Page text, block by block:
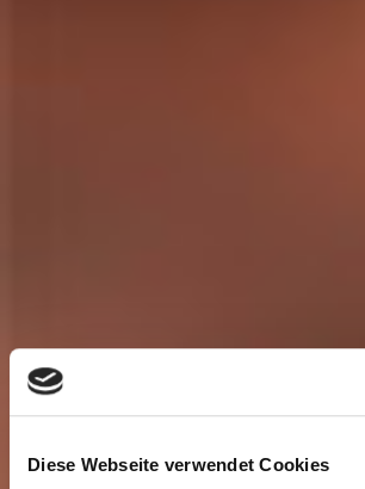
Diese Webseite verwendet Cookies